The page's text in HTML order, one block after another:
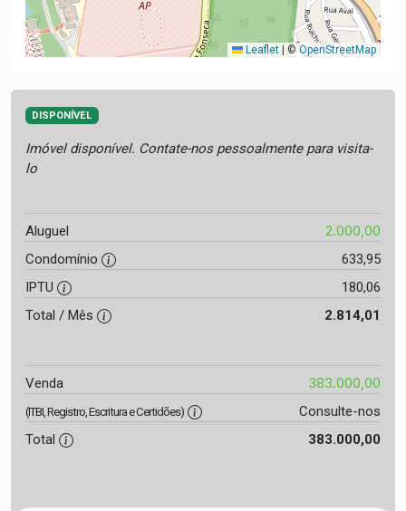
Leaflet ©OpenStreetMap
DISPONÍVEL
Imóvel disponível. Contate-nos pessoalmente para visita-
lo
Aluguel 2.000,00
Condomínio
633,95
IPTU
180,06
Total / Mês
2.814,01
Venda 383.000,00
(ITBI, Registro, Escritura e Certidões)
Consulte-nos
Total
383.000,00